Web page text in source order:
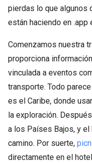
pierdas lo que algunos
están haciendo en .app
Comenzamos nuestra
proporciona
vinculada a eventos
transporte. Todo
es el Caribe, donde
la exploración.
a los Países Bajos, y
camino. Por suerte,
directamente en el